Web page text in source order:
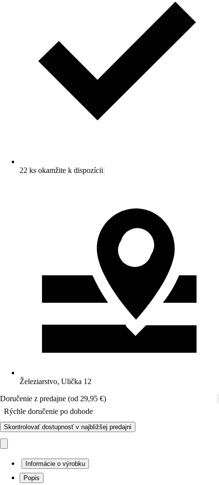
22 ks okamžite k dispozícii
Železiarstvo, Ulička 12
Doručenie z predajne (od 29,95 €)
Rýchle doručenie po dohode
Skontrolovať dostupnosť v najbližšej predajni
Informácie o výrobku
Popis